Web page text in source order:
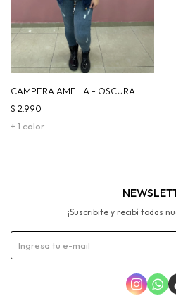
CAMPERA AMELIA - OSCURA
+ 1 color
$ 2.990
¡Suscribite y recibí todas
 